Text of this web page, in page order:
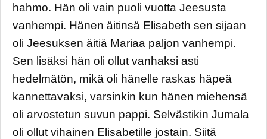
hahmo. Hän oli vain puoli vuotta Jeesusta
vanhempi. Hänen äitinsä Elisabeth sen sijaan
oli Jeesuksen äitiä Mariaa paljon vanhempi.
Sen lisäksi hän oli ollut vanhaksi asti
hedelmätön, mikä oli hänelle raskas häpeä
kannettavaksi, varsinkin kun hänen miehensä
oli arvostetun suvun pappi. Selvästikin Jumala
oli ollut vihainen Elisabetille jostain. Siitä